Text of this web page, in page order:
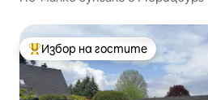
Най-популярен избор на
Избор на гостите